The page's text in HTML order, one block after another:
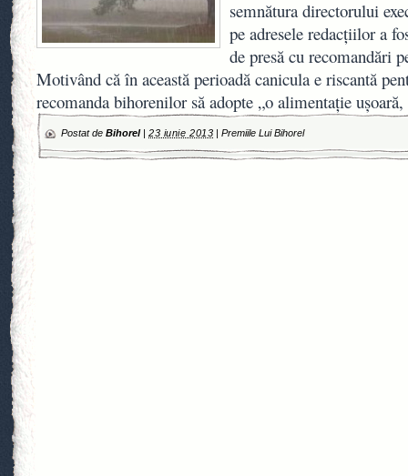
semnătura directorului
pe adresele redacţiilor a
de presă cu recomandări
Motivând că în această perioadă canicula e riscantă
recomanda bihorenilor să adopte „o alimentaţie
Postat de Bihorel| 23 iunie 2013 |Premiile Lui Bihorel